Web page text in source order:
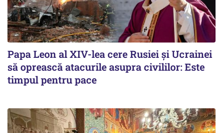
Papa Leon al XIV-lea cere Rusiei și Ucrainei
să oprească atacurile asupra civililor: Este
timpul pentru pace